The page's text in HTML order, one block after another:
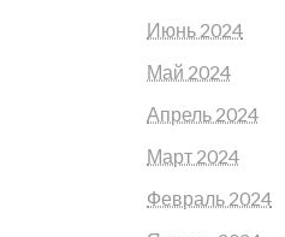
Июнь 2024
Май 2024
Апрель 2024
Март 2024
Февраль 2024